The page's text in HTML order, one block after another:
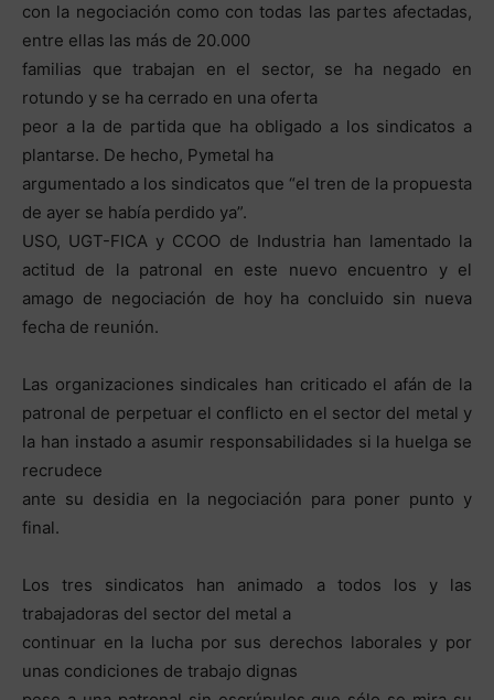
con la negociación como con todas las partes afectadas,
entre ellas las más de 20.000
familias que trabajan en el sector, se ha negado en
rotundo y se ha cerrado en una oferta
peor a la de partida que ha obligado a los sindicatos a
plantarse. De hecho, Pymetal ha
argumentado a los sindicatos que “el tren de la propuesta
de ayer se había perdido ya”.
USO, UGT-FICA y CCOO de Industria han lamentado la
actitud de la patronal en este nuevo encuentro y el
amago de negociación de hoy ha concluido sin nueva
fecha de reunión.
Las organizaciones sindicales han criticado el afán de la
patronal de perpetuar el conflicto en el sector del metal y
la han instado a asumir responsabilidades si la huelga se
recrudece
ante su desidia en la negociación para poner punto y
final.
Los tres sindicatos han animado a todos los y las
trabajadoras del sector del metal a
continuar en la lucha por sus derechos laborales y por
unas condiciones de trabajo dignas